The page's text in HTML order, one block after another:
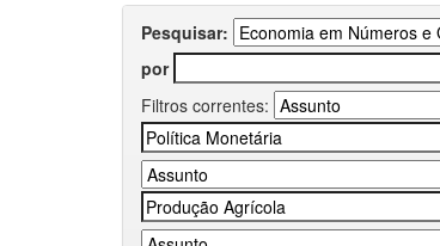
Pesquisar:
por
Filtros correntes: